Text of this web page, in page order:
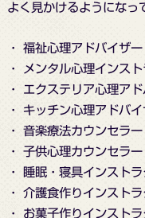
よく見かけるようになっ
・ 福祉心理アドバイザー
・ メンタル心理インス
・ エクステリア心理ア
・ キッチン心理アドバ
・ 音楽療法カウンセラー
・ 子供心理カウンセラー
・ 睡眠・寝具インスト
・ 介護食作りインスト
・ お菓子作りインスト